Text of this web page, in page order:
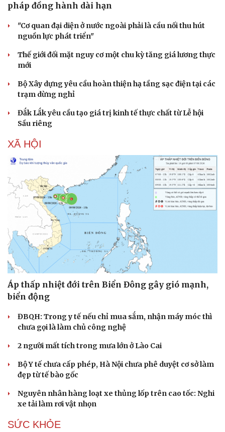
Cải chính
pháp đồng hành dài hạn
"Cơ quan đại diện ở nước ngoài phải là cầu nối thu hút
nguồn lực phát triển"
Thế giới đối mặt nguy cơ một chu kỳ tăng giá lương thực
mới
Bộ Xây dựng yêu cầu hoàn thiện hạ tầng sạc điện tại các
trạm dừng nghỉ
Đắk Lắk yêu cầu tạo giá trị kinh tế thực chất từ Lễ hội
Sầu riêng
XÃ HỘI
Áp thấp nhiệt đới trên Biển Đông gây gió mạnh,
biển động
ĐBQH: Trong y tế nếu chỉ mua sắm, nhận máy móc thì
chưa gọi là làm chủ công nghệ
2 người mất tích trong mưa lớn ở Lào Cai
Bộ Y tế chưa cấp phép, Hà Nội chưa phê duyệt cơ sở làm
đẹp từ tế bào gốc
Nguyên nhân hàng loạt xe thủng lốp trên cao tốc: Nghi
xe tải làm rơi vật nhọn
SỨC KHỎE